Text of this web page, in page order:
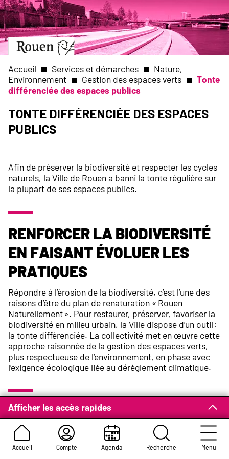
Aller
au
contenu
principal
Aller
à
page
d’accueil
Slide
1
of
1
Accueil Compte Agenda Recherche Menu
d'Ariane
Accueil Services et démarches
Nature,
Environnement
Gestion des espaces verts
Tonte
différenciée des espaces publics
Tonte différenciée des espaces
publics
Afficher les accès rapides
Afin de préserver la biodiversité et respecter les cycles
naturels, la Ville de Rouen a banni la tonte régulière sur
la plupart de ses espaces publics.
Renforcer la biodiversité
en faisant évoluer les
pratiques
Répondre à l’érosion de la biodiversité, c’est l’une des
raisons d’être du plan de renaturation « Rouen
Naturellement ». Pour restaurer, préserver, favoriser la
biodiversité en milieu urbain, la Ville dispose d’un outil :
la tonte différenciée. La collectivité met en œuvre cette
approche raisonnée de la gestion des espaces verts,
plus respectueuse de l’environnement, en phase avec
l’exigence écologique liée au dérèglement climatique.
Entretenir autant que
nécessaire mais intervenir
le moins possible